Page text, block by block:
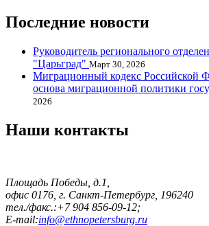
Последние новости
Руководитель регионального
"Царьград" Март 30, 2026
Миграционный кодекс Российской
основа миграционной политики
2026
Наши контакты
Площадь Победы, д.1,
офис 0176, г. Санкт-Петербург, 196240
тел./факс.:+7 904 856-09-12;
E-mail:info@ethnopetersburg.ru